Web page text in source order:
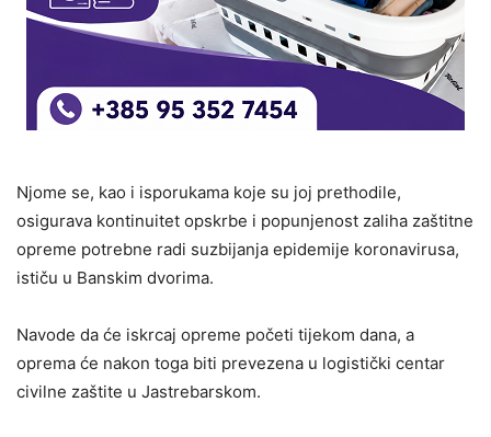
Njome se, kao i isporukama koje su joj prethodile,
osigurava kontinuitet opskrbe i popunjenost zaliha zaštitne
opreme potrebne radi suzbijanja epidemije koronavirusa,
ističu u Banskim dvorima.
Navode da će iskrcaj opreme početi tijekom dana, a
oprema će nakon toga biti prevezena u logistički centar
civilne zaštite u Jastrebarskom.